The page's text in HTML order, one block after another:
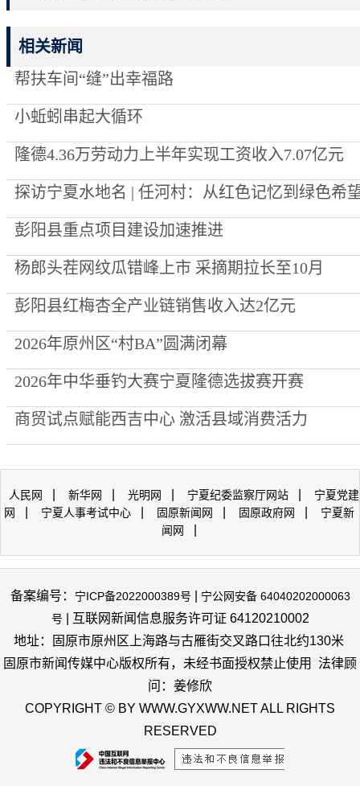
相关新闻
帮扶车间“缝”出幸福路
小蚯蚓串起大循环
隆德4.36万劳动力上半年实现工资收入7.07亿元
探访宁夏水地名 | 任河村：从红色记忆到绿色希
彭阳县重点项目建设加速推进
杨郎头茬网纹瓜错峰上市 采摘期拉长至10月
彭阳县红梅杏全产业链销售收入达2亿元
2026年原州区“村BA”圆满闭幕
2026年中华垂钓大赛宁夏隆德选拔赛开赛
商贸试点赋能西吉中心 激活县域消费活力
人民网 新华网 光明网 宁夏纪委监察厅网站
宁夏党建
网
宁夏人事考试中心 固原新闻网 固原政府网
宁夏新
闻网
备案编号： 宁ICP备2022000389号
宁公网安备 64040202000063
号 | 互联网新闻信息服务许可证 64120210002
地址：固原市原州区上海路与古雁街交叉路口往北约130米
固原市新闻传媒中心版权所有，未经书面授权禁止使用 法律顾
问：姜修欣
COPYRIGHT © BY WWW.GYXWW.NET ALL RIGHTS
RESERVED